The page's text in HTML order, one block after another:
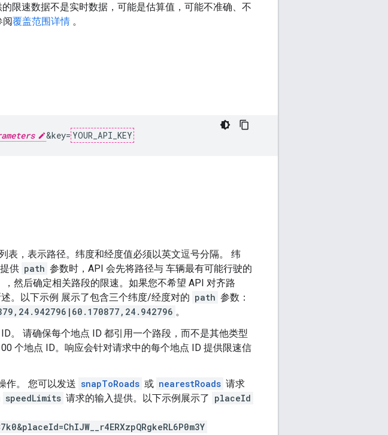
限速数据不是实时数据，可能是估算值，可能不准确、不
阅覆盖范围详情 。
&key= YOUR_API_KEY
表，表示路径。纬度和经度值必须以英文逗号分隔。 纬
供 path 参数时，API 会先将路径与 车辆最有可能行驶的
，然后确定相关路段的限速。如果您不希望 API 对齐路
。以下示例 展示了包含三个纬度/经度对的 path 参数：
。
。 请确保每个地点 ID 都引用一个路段，而不是其他类型
个地点 ID。响应会针对请求中的每个地点 ID 提供限速信
作。 您可以发送 snapToRoads 或 nearestRoads 请求
speedLimits 请求的输入提供。以下示例展示了 placeId